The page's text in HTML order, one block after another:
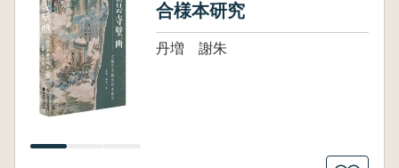
合様本研究
丹増 謝朱